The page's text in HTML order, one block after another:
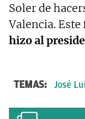
Soler de
Valencia. Este
hizo al
TEMAS: José